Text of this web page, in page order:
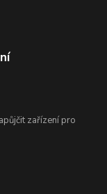
zařízení pro